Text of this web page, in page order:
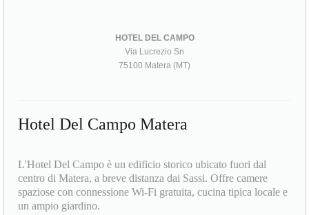
HOTEL DEL CAMPO
Via Lucrezio Sn
75100 Matera (MT)
Hotel Del Campo Matera
L'Hotel Del Campo è un edificio storico ubicato fuori dal
centro di Matera, a breve distanza dai Sassi. Offre camere
spaziose con connessione Wi-Fi gratuita, cucina tipica locale e
un ampio giardino.